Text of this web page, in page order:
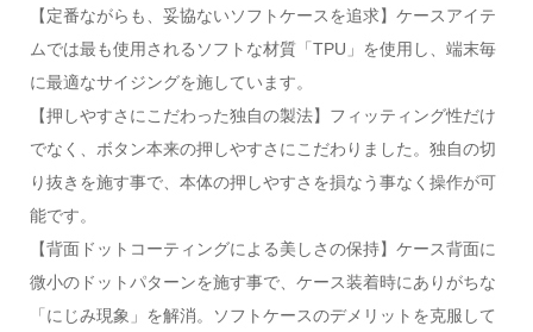
【定番ながらも、妥協ないソフトケースを追求】ケースアイテ
ムでは最も使用されるソフトな材質「TPU」を使用し、端末毎
に最適なサイジングを施しています。
【押しやすさにこだわった独自の製法】フィッティング性だけ
でなく、ボタン本来の押しやすさにこだわりました。独自の切
り抜きを施す事で、本体の押しやすさを損なう事なく操作が可
能です。
【背面ドットコーティングによる美しさの保持】ケース背面に
微小のドットパターンを施す事で、ケース装着時にありがちな
「にじみ現象」を解消。ソフトケースのデメリットを克服して